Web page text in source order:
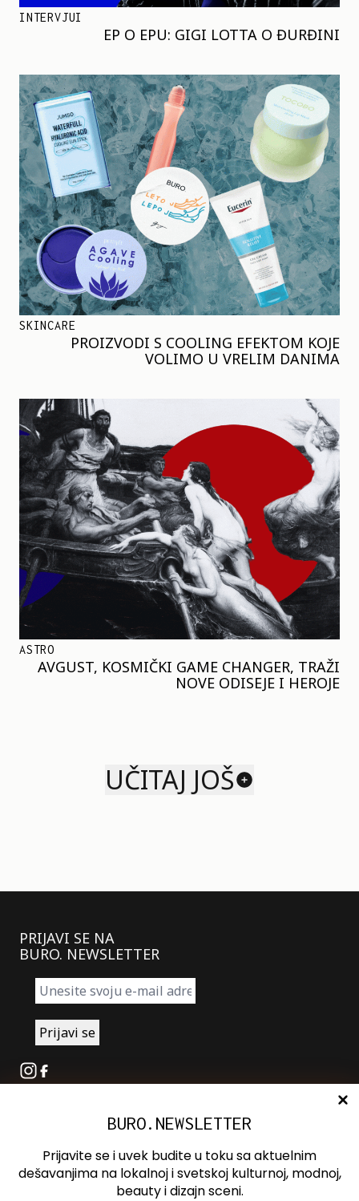
INTERVJUI
EP O EPU: GIGI LOTTA O ĐURĐINI
SKINCARE
PROIZVODI S COOLING EFEKTOM KOJE
VOLIMO U VRELIM DANIMA
ASTRO
AVGUST, KOSMIČKI GAME CHANGER, TRAŽI
NOVE ODISEJE I HEROJE
UČITAJ JOŠ
PRIJAVI SE NA
BURO. NEWSLETTER
Instagram
Facebook
Oglašavanje
Kontakt
BURO.NEWSLETTER
Prijavite se i uvek budite u toku sa aktuelnim
dešavanjima na lokalnoj i svetskoj kulturnoj, modnoj,
beauty i dizajn sceni.